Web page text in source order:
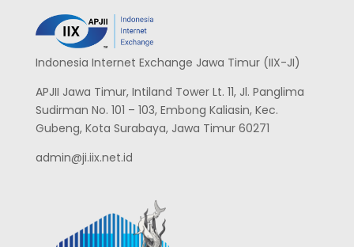
Indonesia Internet Exchange Jawa Timur (IIX-JI)
APJII Jawa Timur, Intiland Tower Lt. 11, Jl. Panglima
Sudirman No. 101 – 103, Embong Kaliasin, Kec.
Gubeng, Kota Surabaya, Jawa Timur 60271
admin@ji.iix.net.id